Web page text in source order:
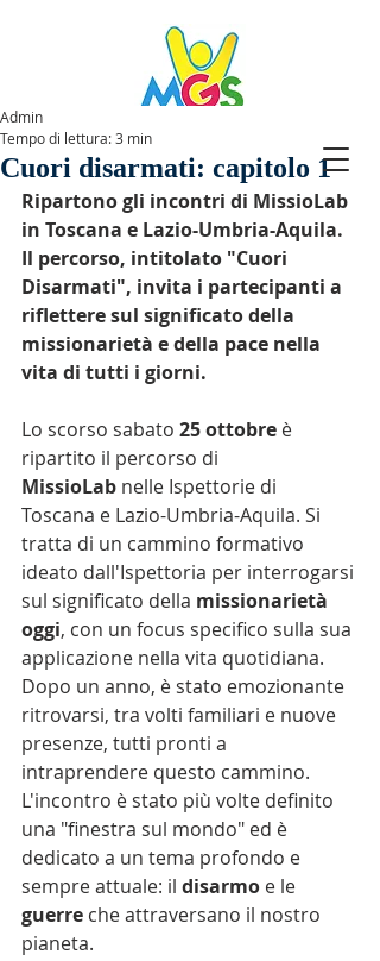
SPAZIOMGS
Cuori disarmati: capitolo 1
Admin
Tempo di lettura: 3 min
Ripartono gli incontri di MissioLab
in Toscana e Lazio-Umbria-Aquila.
Il percorso, intitolato "Cuori
Disarmati", invita i partecipanti a
riflettere sul significato della
missionarietà e della pace nella
vita di tutti i giorni.
Lo scorso sabato 25 ottobre è
ripartito il percorso di
MissioLab nelle Ispettorie di
Toscana e Lazio-Umbria-Aquila. Si
tratta di un cammino formativo
ideato dall'Ispettoria per interrogarsi
sul significato della missionarietà
oggi, con un focus specifico sulla sua
applicazione nella vita quotidiana.
Dopo un anno, è stato emozionante
ritrovarsi, tra volti familiari e nuove
presenze, tutti pronti a
intraprendere questo cammino.
L'incontro è stato più volte definito
una "finestra sul mondo" ed è
dedicato a un tema profondo e
sempre attuale: il disarmo e le
guerre che attraversano il nostro
pianeta.